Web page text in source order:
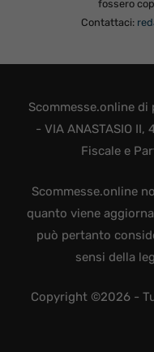
fossero
Contattaci:
Scommesse.online di
- VIA ANASTASIO
Fiscale e
Scommesse.online
quanto viene
può pertanto
sensi della
Copyright ©2026 -